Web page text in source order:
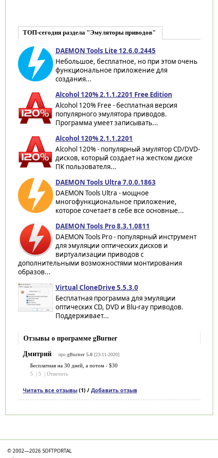
ТОП-сегодня раздела "Эмуляторы приводов"
DAEMON Tools Lite 12.6.0.2445
Небольшое, бесплатное, но при этом очень
функциональное приложение для
создания...
Alcohol 120% 2.1.1.2201 Free Edition
Alcohol 120% Free - бесплатная версия
популярного эмулятора приводов.
Программа умеет записывать...
Alcohol 120% 2.1.1.2201
Alcohol 120% - популярный эмулятор CD/DVD-
дисков, который создает на жестком диске
ПК пользователя...
DAEMON Tools Ultra 7.0.0.1863
DAEMON Tools Ultra - мощное
многофункциональное приложение,
которое сочетает в себе все основные...
DAEMON Tools Pro 8.3.1.0811
DAEMON Tools Pro - популярный инструмент
для эмуляции оптических дисков и
виртуализации приводов с
дополнительными возможностями монтирования
образов...
Virtual CloneDrive 5.5.3.0
Бесплатная программа для эмуляции
оптических CD, DVD и Blu-ray приводов.
Поддерживает...
Отзывы о программе gBurner
Дмитрий
про gBurner 5.0[23-11-2020]
Бесплатная на 30 дней, а потом - $30
5
5 Ответить
Читать все отзывы(1) / Добавить отзыв
© 2002—2026 SOFTPORTAL